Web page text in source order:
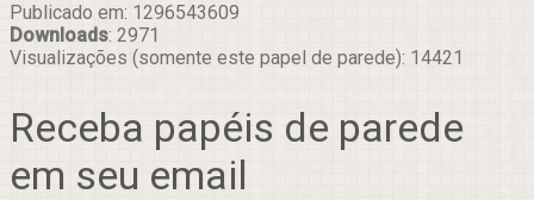
Publicado em: 1296543609
Downloads: 2971
Visualizações (somente este papel de parede): 14421
Receba papéis de parede
em seu email